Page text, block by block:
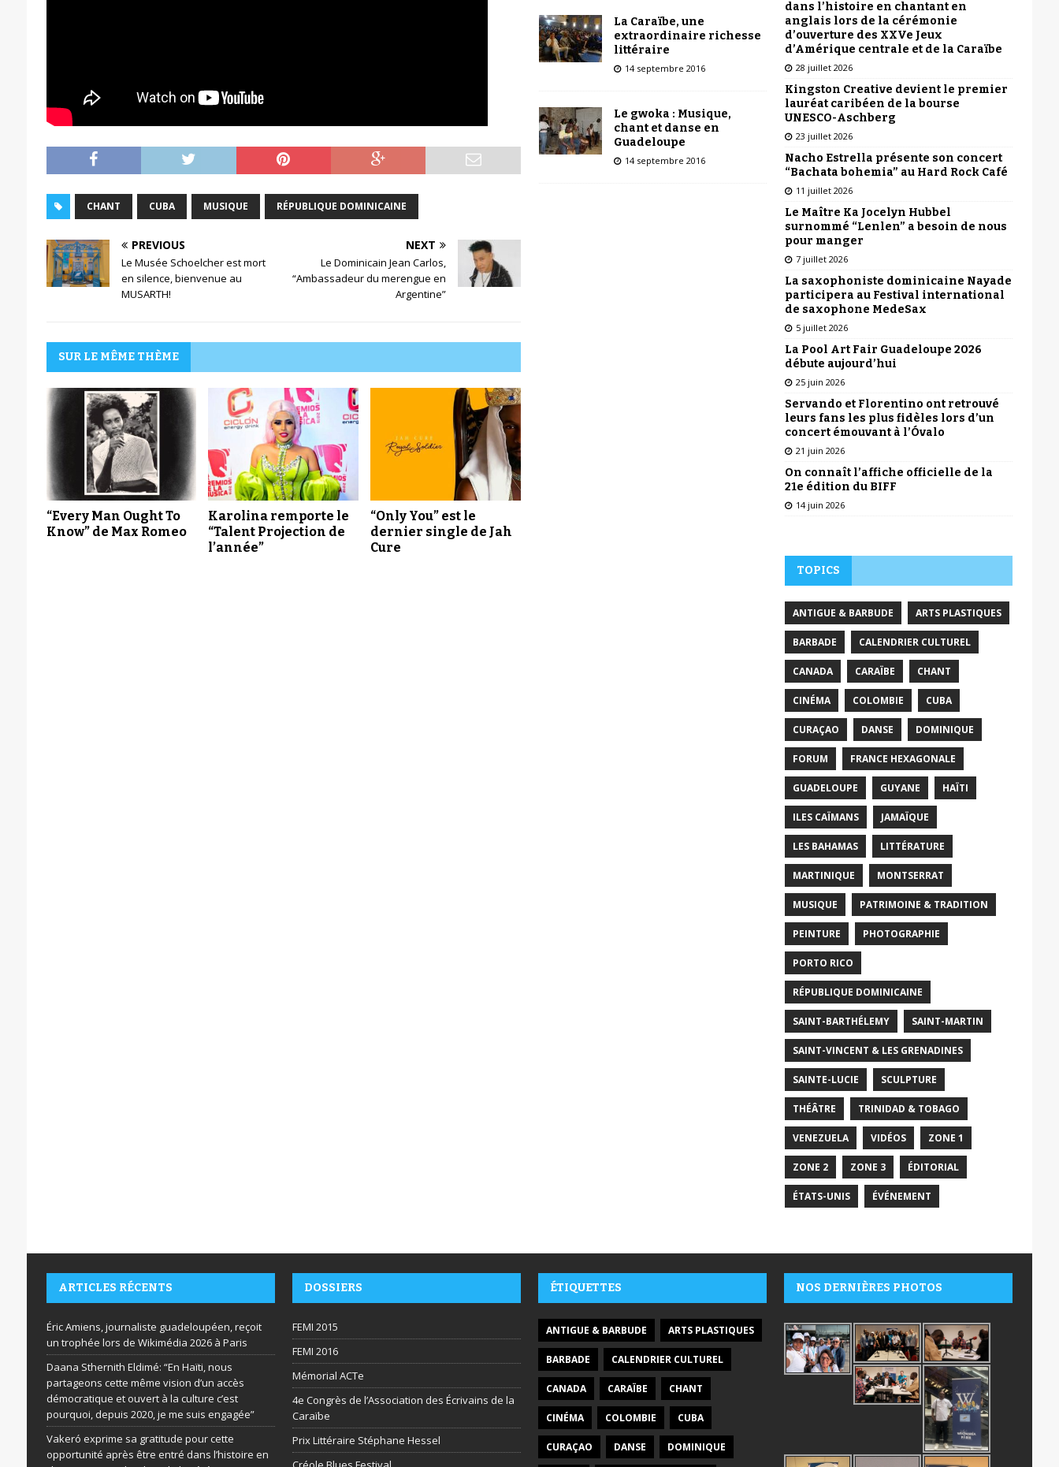
CHANT CUBA MUSIQUE RÉPUBLIQUE DOMINICAINE
PREVIOUS
Le Musée Schoelcher est mort
en silence, bienvenue au
MUSARTH!
NEXT
Le Dominicain Jean Carlos,
“Ambassadeur du merengue en
Argentine”
SUR LE MÊME THÈME
“Every Man Ought To
Know” de Max Romeo
Karolina remporte le
“Talent Projection de
l’année”
“Only You” est le
dernier single de Jah
Cure
La Caraïbe, une
extraordinaire richesse
littéraire
14 septembre 2016
Le gwoka : Musique,
chant et danse en
Guadeloupe
14 septembre 2016
dans l’histoire en chantant en
anglais lors de la cérémonie
d’ouverture des XXVe Jeux
d’Amérique centrale et de la Caraïbe
28 juillet 2026
Kingston Creative devient le premier
lauréat caribéen de la bourse
UNESCO-Aschberg
23 juillet 2026
Nacho Estrella présente son concert
“Bachata bohemia” au Hard Rock Café
11 juillet 2026
Le Maître Ka Jocelyn Hubbel
surnommé “Lenlen” a besoin de nous
pour manger
7 juillet 2026
La saxophoniste dominicaine Nayade
participera au Festival international
de saxophone MedeSax
5 juillet 2026
La Pool Art Fair Guadeloupe 2026
débute aujourd’hui
25 juin 2026
Servando et Florentino ont retrouvé
leurs fans les plus fidèles lors d’un
concert émouvant à l’Óvalo
21 juin 2026
On connaît l’affiche officielle de la
21e édition du BIFF
14 juin 2026
TOPICS
ANTIGUE & BARBUDE ARTS PLASTIQUES
BARBADE CALENDRIER CULTUREL
CANADA CARAÏBE CHANT
CINÉMA COLOMBIE CUBA
CURAÇAO DANSE DOMINIQUE
FORUM FRANCE HEXAGONALE
GUADELOUPE GUYANE HAÏTI
ILES CAÏMANS JAMAÏQUE
LES BAHAMAS LITTÉRATURE
MARTINIQUE MONTSERRAT
MUSIQUE PATRIMOINE & TRADITION
PEINTURE PHOTOGRAPHIE
PORTO RICO
RÉPUBLIQUE DOMINICAINE
SAINT-BARTHÉLEMY SAINT-MARTIN
SAINT-VINCENT & LES GRENADINES
SAINTE-LUCIE SCULPTURE
THÉÂTRE TRINIDAD & TOBAGO
VENEZUELA VIDÉOS ZONE 1
ZONE 2 ZONE 3 ÉDITORIAL
ÉTATS-UNIS ÉVÉNEMENT
ARTICLES RÉCENTS
Éric Amiens, journaliste guadeloupéen, reçoit
un trophée lors de Wikimédia 2026 à Paris
Daana Sthernith Eldimé: “En Haïti, nous
partageons cette même vision d’un accès
démocratique et ouvert à la culture c’est
pourquoi, depuis 2020, je me suis engagée”
Vakeró exprime sa gratitude pour cette
opportunité après être entré dans l’histoire en
DOSSIERS
FEMI 2015
FEMI 2016
Mémorial ACTe
4e Congrès de l’Association des Écrivains de la
Caraïbe
Prix Littéraire Stéphane Hessel
ÉTIQUETTES
ANTIGUE & BARBUDE ARTS PLASTIQUES
BARBADE CALENDRIER CULTUREL
CANADA CARAÏBE CHANT
CINÉMA COLOMBIE CUBA
CURAÇAO DANSE DOMINIQUE
NOS DERNIÈRES PHOTOS